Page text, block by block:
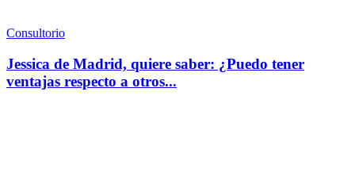
Consultorio
Jessica de Madrid, quiere saber: ¿Puedo tener
ventajas respecto a otros...